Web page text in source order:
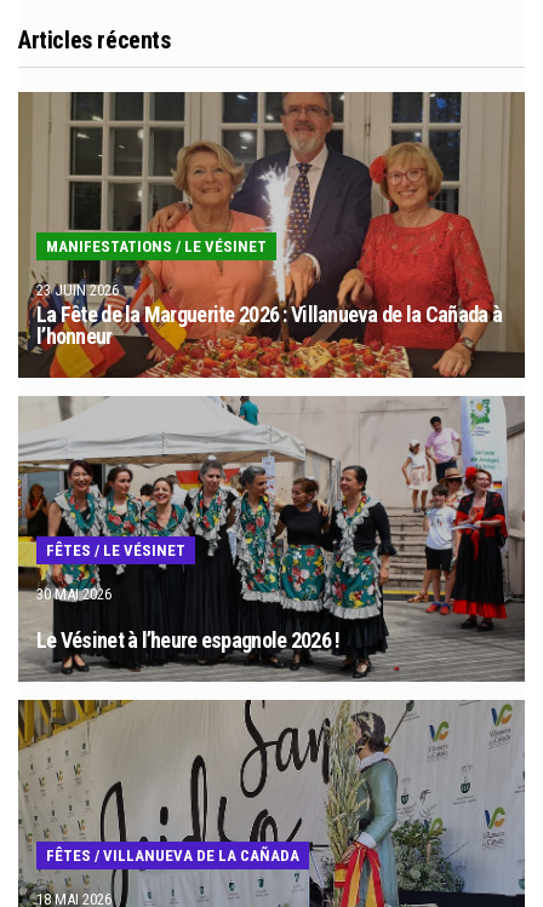
Articles récents
MANIFESTATIONS / LE VÉSINET
23 JUIN 2026
La Fête de la Marguerite 2026 : Villanueva de la Cañada à
l’honneur
FÊTES / LE VÉSINET
30 MAI 2026
Le Vésinet à l’heure espagnole 2026 !
FÊTES / VILLANUEVA DE LA CAÑADA
18 MAI 2026